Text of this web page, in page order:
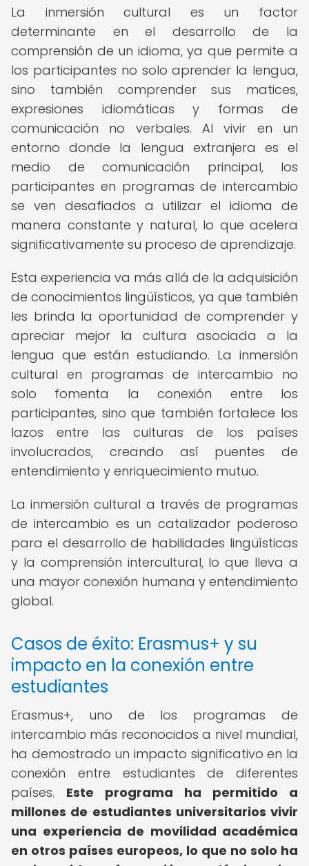
La inmersión cultural es un factor
determinante en el desarrollo de la
comprensión de un idioma, ya que permite a
los participantes no solo aprender la lengua,
sino también comprender sus matices,
expresiones idiomáticas y formas de
comunicación no verbales. Al vivir en un
entorno donde la lengua extranjera es el
medio de comunicación principal, los
participantes en programas de intercambio
se ven desafiados a utilizar el idioma de
manera constante y natural, lo que acelera
significativamente su proceso de aprendizaje.
Esta experiencia va más allá de la adquisición
de conocimientos lingüísticos, ya que también
les brinda la oportunidad de comprender y
apreciar mejor la cultura asociada a la
lengua que están estudiando. La inmersión
cultural en programas de intercambio no
solo fomenta la conexión entre los
participantes, sino que también fortalece los
lazos entre las culturas de los países
involucrados, creando así puentes de
entendimiento y enriquecimiento mutuo.
La inmersión cultural a través de programas
de intercambio es un catalizador poderoso
para el desarrollo de habilidades lingüísticas
y la comprensión intercultural, lo que lleva a
una mayor conexión humana y entendimiento
global.
Casos de éxito: Erasmus+ y su
impacto en la conexión entre
estudiantes
Erasmus+, uno de los programas de
intercambio más reconocidos a nivel mundial,
ha demostrado un impacto significativo en la
conexión entre estudiantes de diferentes
países. Este programa ha permitido a
millones de estudiantes universitarios vivir
una experiencia de movilidad académica
en otros países europeos, lo que no solo ha